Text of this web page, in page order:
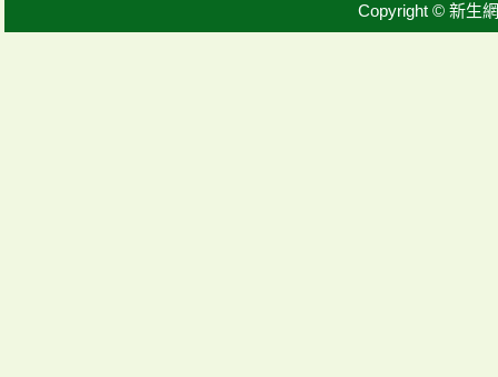
Copyright © 新生